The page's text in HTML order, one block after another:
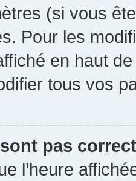
(si vous
Pour les
en haut
tous vos
pas
l’heure